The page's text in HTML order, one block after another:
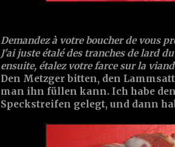
Demandez à votre boucher de vous
J'ai juste étalé des tranches de lard
ensuite, étalez votre farce sur la
Den Metzger bitten, den
man ihn füllen kann. Ich habe
Speckstreifen gelegt, und dann